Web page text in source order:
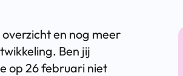
en nog meer
Ben jij
op 26 februari niet